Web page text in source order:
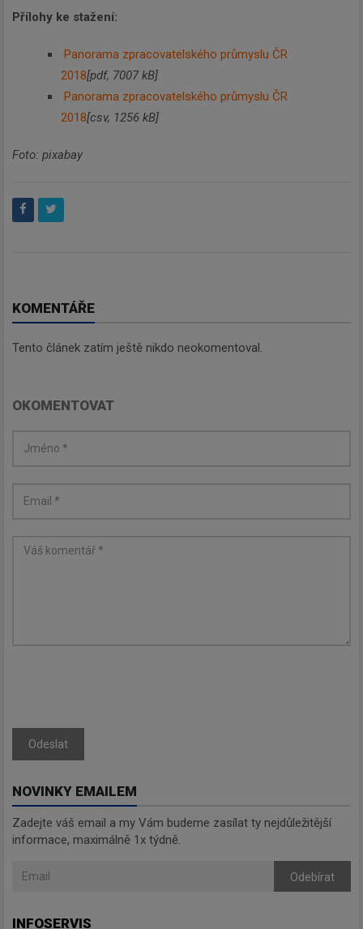
Přílohy ke stažení:
Panorama zpracovatelského průmyslu ČR
2018[pdf, 7007 kB]
Panorama zpracovatelského průmyslu ČR
2018[csv, 1256 kB]
Foto: pixabay
KOMENTÁŘE
Tento článek zatím ještě nikdo neokomentoval.
OKOMENTOVAT
Odeslat
NOVINKY EMAILEM
Zadejte váš email a my Vám budeme zasílat ty nejdůležitější
informace, maximálně 1x týdně.
Odebírat
INFOSERVIS